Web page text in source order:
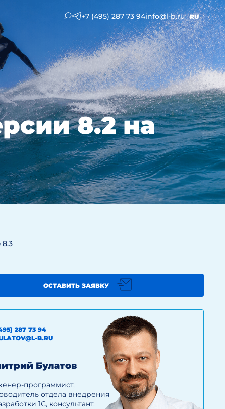
+7 (495) 287 73 94info@l-b.ru RU
8.2 на
8.3
ОСТАВИТЬ ЗАЯВКУ
287 73 94
B.RU
Булатов
программист,
отдела внедрения
1С, консультант.